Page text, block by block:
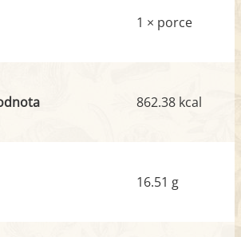
1 × porce
862.38 kcal
16.51 g